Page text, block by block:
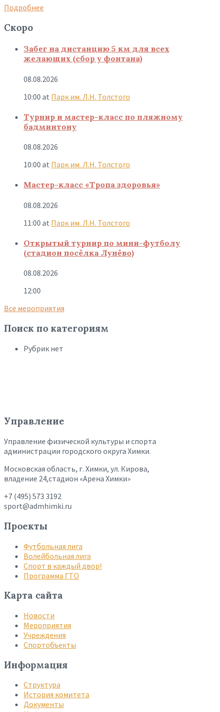
Подробнее
Скоро
Забег на дистанцию 5 км для всех
желающих (сбор у фонтана)
08.08.2026
10:00 at Парк им. Л.Н. Толстого
Турнир и мастер-класс по пляжному
бадминтону
08.08.2026
10:00 at Парк им. Л.Н. Толстого
Мастер-класс «Тропа здоровья»
08.08.2026
11:00 at Парк им. Л.Н. Толстого
Открытый турнир по мини-футболу
(стадион посёлка Лунёво)
08.08.2026
12:00
Все мероприятия
Поиск по категориям
Рубрик нет
Управление
Управление физической культуры и спорта
администрации городского округа Химки.
Московская область, г. Химки, ул. Кирова,
владение 24,стадион «Арена Химки»
+7 (495) 573 3192
sport@admhimki.ru
Проекты
Футбольная лига
Волейбольная лига
Спорт в каждый двор!
Программа ГТО
Карта сайта
Новости
Мероприятия
Учреждения
Спортобъекты
Информация
Структура
История комитета
Документы